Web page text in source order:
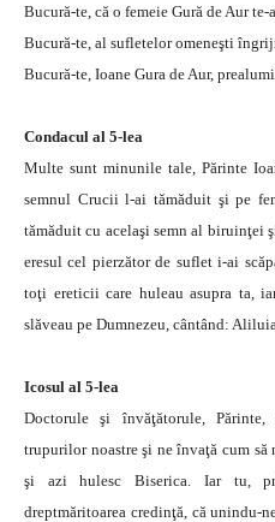
Bucură-te, că o femeie Gură de Aur te-
Bucură-te, al sufletelor omeneşti
Bucură-te, Ioane Gura de Aur,
Condacul al 5-lea
Multe sunt minunile tale, Părinte
semnul Crucii l-ai tămăduit şi pe
tămăduit cu acelaşi semn al biruinţei
eresul cel pierzător de suflet i-ai
toţi ereticii care huleau asupra ta,
slăveau pe Dumnezeu, cântând:
Icosul al 5-lea
Doctorule şi învăţătorule,
trupurilor noastre şi ne învaţă cum
şi azi hulesc Biserica. Iar tu,
dreptmăritoarea credinţă, că unindu-